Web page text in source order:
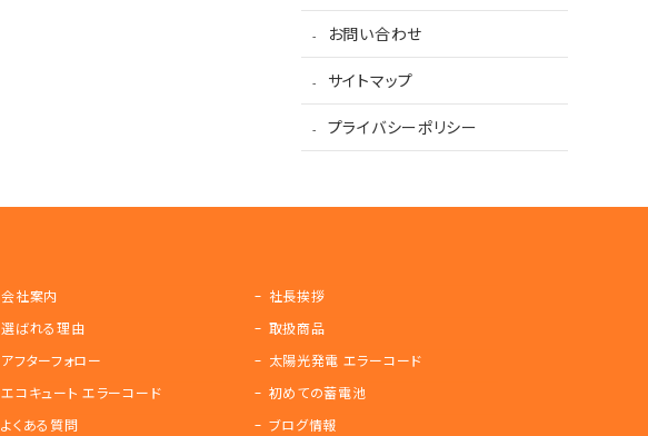
お問い合わせ
サイトマップ
プライバシーポリシー
会社案内
社長挨拶
選ばれる理由
取扱商品
アフターフォロー
太陽光発電 エラーコード
エコキュート エラーコード
初めての蓄電池
よくある質問
ブログ情報